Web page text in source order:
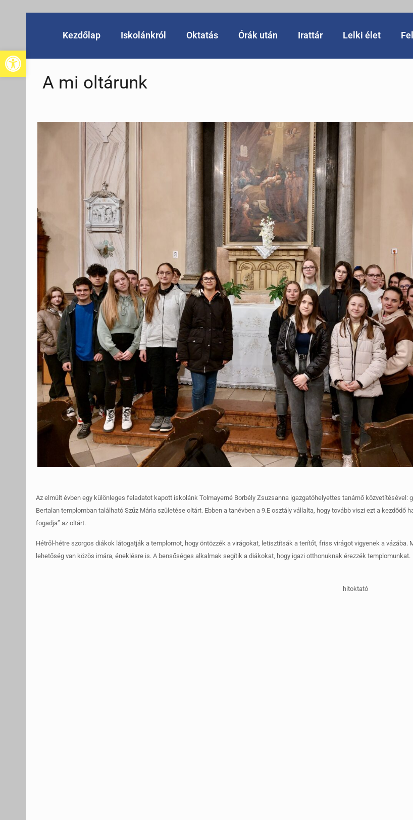
Eszköztár megnyitása
Kezdőlap Iskolánkról Oktatás Órák után Irattár Lelki élet
A mi oltárunk
Az elmúlt évben egy különleges feladatot kapott iskolánk Tolmayerné Borbély Zsuzsanna igazgatóhelyettes tanárnő közvetítésével:
Bertalan templomban található Szűz Mária születése oltárt. Ebben a tanévben a 9.E osztály vállalta, hogy tovább viszi ezt a kezdődő
fogadja” az oltárt.
Hétről-hétre szorgos diákok látogatják a templomot, hogy öntözzék a virágokat, letisztítsák a terítőt, friss virágot vigyenek a vázába.
lehetőség van közös imára, éneklésre is. A bensőséges alkalmak segítik a diákokat, hogy igazi otthonuknak érezzék